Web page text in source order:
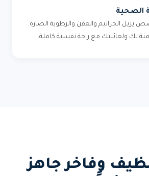
الصحية
الجراثيم والعفن والرطوبة الضارة.
لك ولعائلتك مع راحة نفسية كاملة.
وفاخر جاهز